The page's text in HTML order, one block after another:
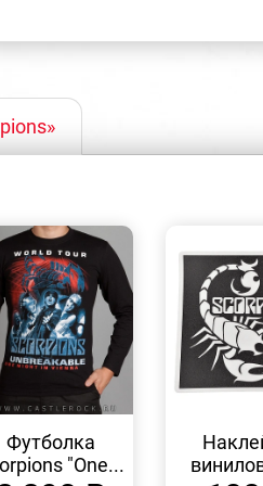
ПРОСМОТР
Футболка
"One...